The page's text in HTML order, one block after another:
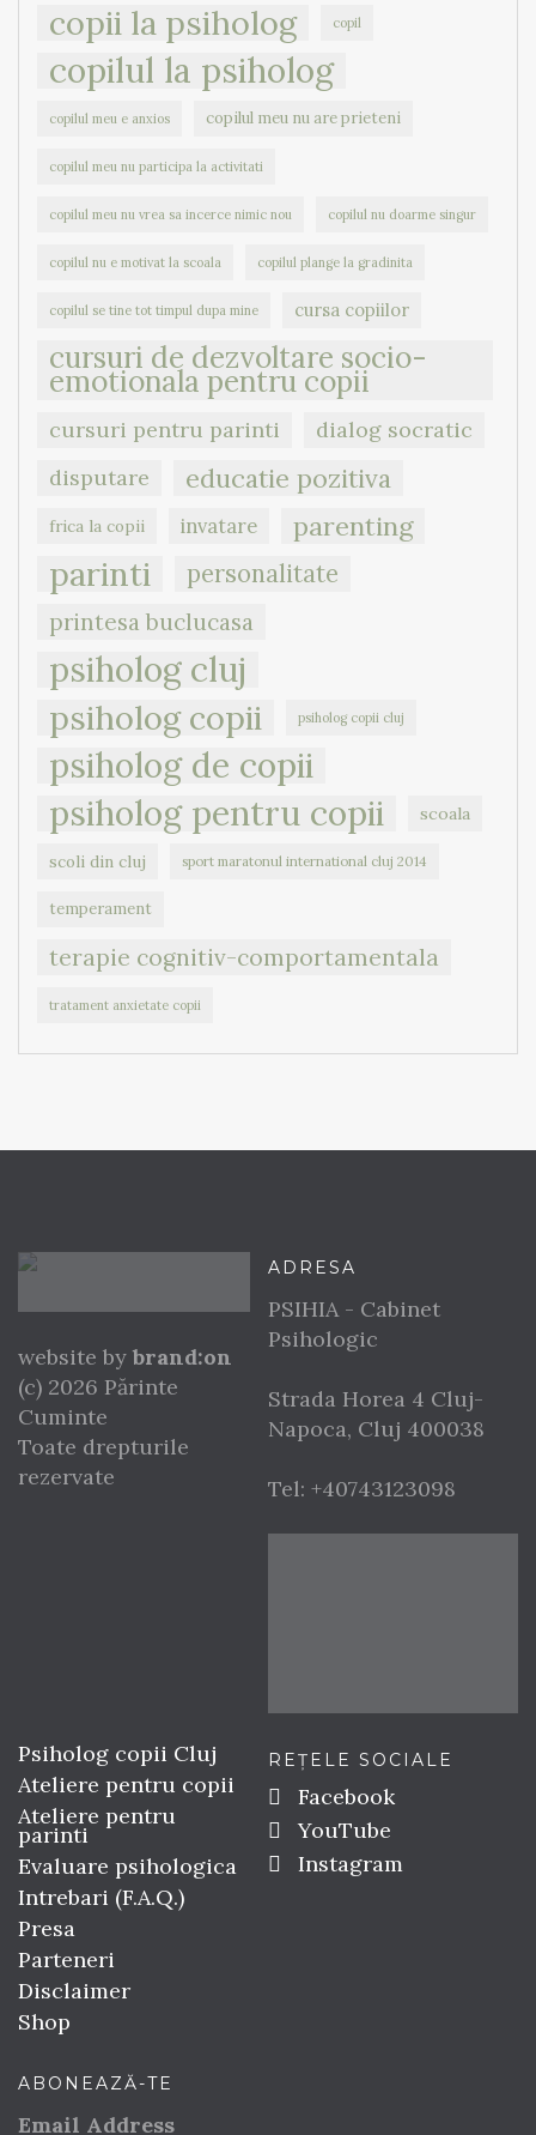
copii la psiholog copil
copilul la psiholog
copilul meu e anxios copilul meu nu are prieteni
copilul meu nu participa la activitati
copilul meu nu vrea sa incerce nimic nou copilul nu doarme singur
copilul nu e motivat la scoala copilul plange la gradinita
copilul se tine tot timpul dupa mine cursa copiilor
cursuri de dezvoltare socio-
emotionala pentru copii
cursuri pentru parinti
dialog socratic
disputare
educatie pozitiva
frica la copii invatare parenting
parinti personalitate
printesa buclucasa
psiholog cluj
psiholog copii
psiholog copii cluj
psiholog de copii
psiholog pentru copii
scoala
scoli din cluj sport maratonul international cluj 2014
temperament
terapie cognitiv-comportamentala
tratament anxietate copii
website by brand:on
(c) 2026 Părinte
Cuminte
Toate drepturile
rezervate
ADRESA
PSIHIA - Cabinet
Psihologic
Strada Horea 4 Cluj-
Napoca, Cluj 400038
Tel: +40743123098
Psiholog copii Cluj
Ateliere pentru copii
Ateliere pentru
parinti
Evaluare psihologica
Intrebari (F.A.Q.)
Presa
Parteneri
Disclaimer
Shop
REȚELE SOCIALE
Facebook
YouTube
Instagram
ABONEAZĂ-TE
Email Address